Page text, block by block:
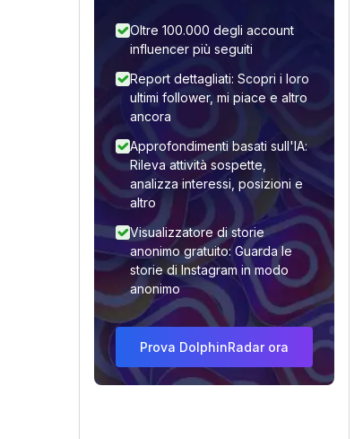
Oltre 100.000 degli account
influencer più seguiti
Report dettagliati: Scopri i loro
ultimi follower, mi piace e altro
ancora
Approfondimenti basati sull'IA:
Rileva attività sospette,
analizza interessi, posizioni e
altro
Visualizzatore di storie
anonimo gratuito: Guarda le
storie di Instagram in modo
anonimo
Prova DolphinRadar ora